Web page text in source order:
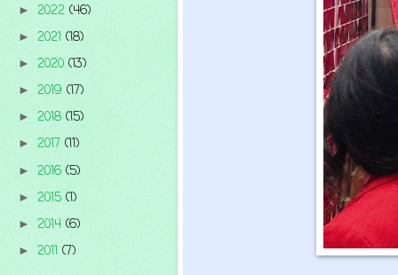
► 2022 (46)
► 2021 (18)
► 2020 (13)
► 2019 (17)
► 2018 (15)
► 2017 (11)
► 2016 (5)
► 2015 (1)
► 2014 (6)
► 2011 (7)